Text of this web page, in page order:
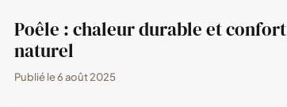
Poêle : chaleur durable et confort
naturel
Publié le6 août 2025